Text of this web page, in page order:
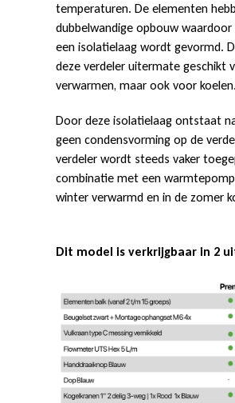
temperaturen. De elementen
dubbelwandige opbouw
een isolatielaag wordt gevormd.
deze verdeler uitermate geschikt
verwarmen, maar ook voor koelen.
Door deze isolatielaag ontstaat
geen condensvorming op de
verdeler wordt steeds vaker
combinatie met een
winter verwarmd en in de zomer
Dit model is verkrijgbaar in 2